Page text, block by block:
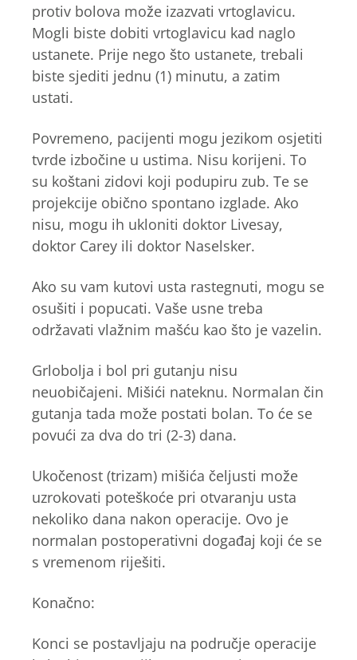
protiv bolova može izazvati vrtoglavicu.
Mogli biste dobiti vrtoglavicu kad naglo
ustanete. Prije nego što ustanete, trebali
biste sjediti jednu (1) minutu, a zatim
ustati.
Povremeno, pacijenti mogu jezikom osjetiti
tvrde izbočine u ustima. Nisu korijeni. To
su koštani zidovi koji podupiru zub. Te se
projekcije obično spontano izglade. Ako
nisu, mogu ih ukloniti doktor Livesay,
doktor Carey ili doktor Naselsker.
Ako su vam kutovi usta rastegnuti, mogu se
osušiti i popucati. Vaše usne treba
održavati vlažnim mašću kao što je vazelin.
Grlobolja i bol pri gutanju nisu
neuobičajeni. Mišići nateknu. Normalan čin
gutanja tada može postati bolan. To će se
povući za dva do tri (2-3) dana.
Ukočenost (trizam) mišića čeljusti može
uzrokovati poteškoće pri otvaranju usta
nekoliko dana nakon operacije. Ovo je
normalan postoperativni događaj koji će se
s vremenom riješiti.
Konačno:
Konci se postavljaju na područje operacije